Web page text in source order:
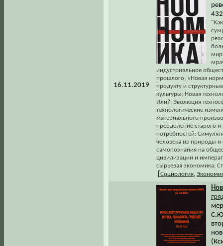
16.11.2019
индустриальное
прошлого; «Новая
продукту и
культуры; Новая
Или?; Эволюция
технологические
материального
преодоление старого
потребностей:
человека из природы и
самопознания на
цивилизации и
сырьевая экономика;
Социология